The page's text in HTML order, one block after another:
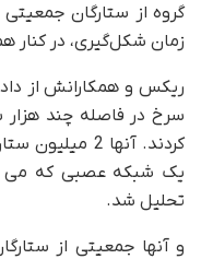
گروه از ستارگان
زمان شکل‌گیری، در کنار
ریکس و همکارانش از
سرخ در فاصله چند
کردند. آنها 2
یک شبکه عصبی که می
تحلیل شد.
و آنها جمعیتی از